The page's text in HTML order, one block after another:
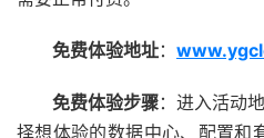
免费体验地址：
免费体验步骤：进入活动
择想体验的数据中心、配置